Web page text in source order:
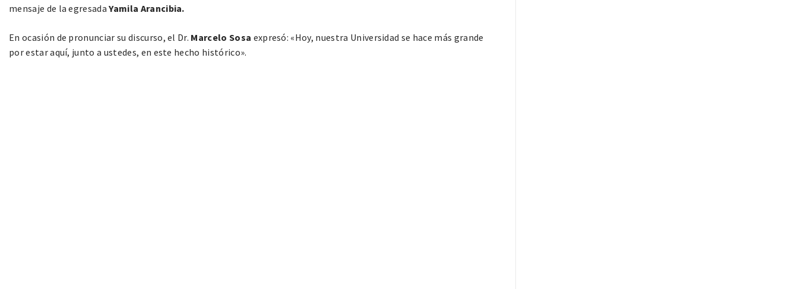
mensaje de la egresadaYamila Arancibia.
En ocasión de pronunciar su discurso, el Dr. Marcelo Sosa expresó: «Hoy, nuestra Universidad se hace más grande
por estar aquí, junto a ustedes, en este hecho histórico».